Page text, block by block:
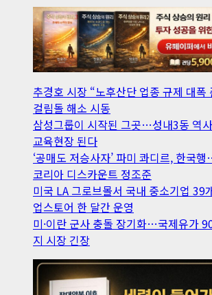
추경호 시장 “노후산단 업종 규제 대
걸림돌 해소 시동
삼성그룹이 시작된 그곳…성내3동 역
교육현장 된다
‘공매도 저승사자’ 파미 콰디르, 한국
코리아 디스카운트 정조준
미국 LA 그로브몰서 국내 중소기업 39
업스토어 한 달간 운영
미·이란 군사 충돌 장기화…국제유가
지 시장 긴장